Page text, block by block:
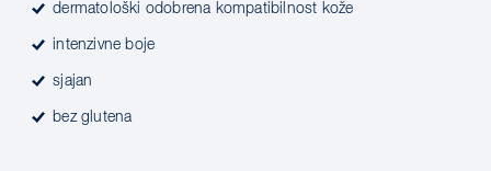
dermatološki odobrena kompatibilnost kože
intenzivne boje
sjajan
bez glutena